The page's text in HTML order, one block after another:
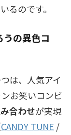
るのです。
うの異色コ
は、人気アイ
お笑いコンビ
合わせが実現
CANDY TUNE /